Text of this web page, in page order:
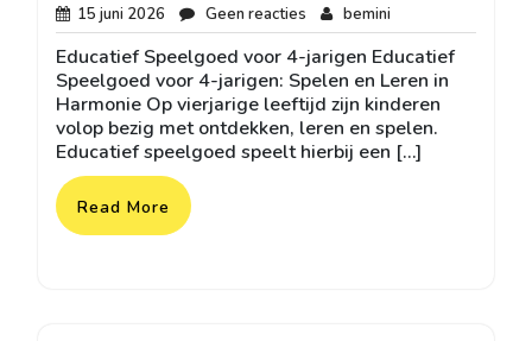
15 juni 2026 15
juni
2026
Geen reacties Geen
reacties
bemini
Educatief Speelgoed voor 4-jarigen Educatief
Speelgoed voor 4-jarigen: Spelen en Leren in
Harmonie Op vierjarige leeftijd zijn kinderen
volop bezig met ontdekken, leren en spelen.
Educatief speelgoed speelt hierbij een […]
Read More